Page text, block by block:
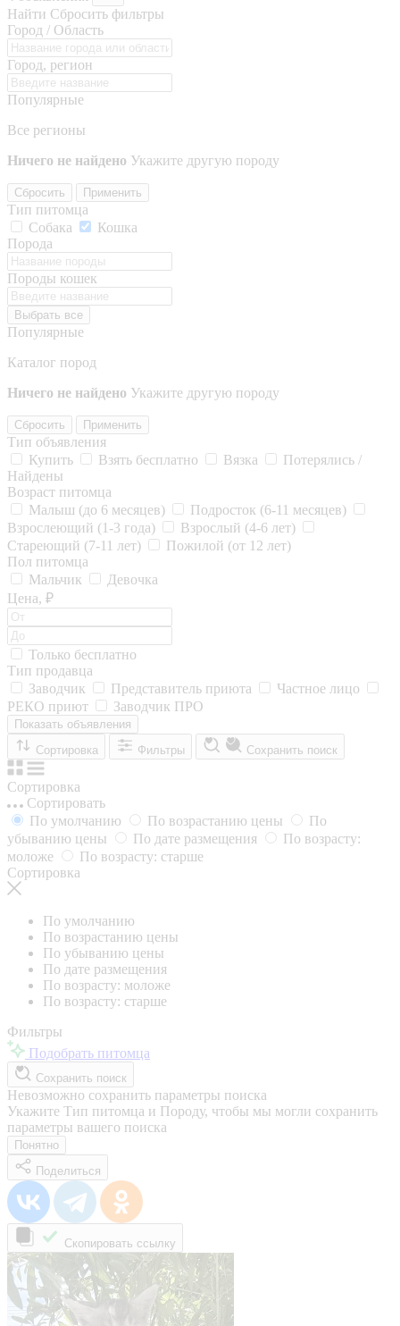
Найти Сбросить фильтры
Город / Область
Город, регион
Популярные
Все регионы
Ничего не найдено Укажите другую породу
Сбросить Применить
Тип питомца
Собака
Кошка
Порода
Породы кошек
Выбрать все
Популярные
Каталог пород
Ничего не найдено Укажите другую породу
Сбросить Применить
Тип объявления
Купить
Взять бесплатно Вязка
Потерялись /
Найдены
Возраст питомца
Малыш (до 6 месяцев)
Подросток (6-11 месяцев)
Взрослеющий (1-3 года)
Взрослый (4-6 лет)
Стареющий (7-11 лет)
Пожилой (от 12 лет)
Пол питомца
Мальчик
Девочка
Цена, ₽
Только бесплатно
Тип продавца
Заводчик
Представитель приюта
Частное лицо
РЕКО приют
Заводчик ПРО
Показать объявления
Сортировка
Фильтры Сохранить поиск
Сортировка
Сортировать
По умолчанию
По возрастанию цены
По
убыванию цены
По дате размещения
По возрасту:
моложе
По возрасту: старше
Сортировка
По умолчанию
По возрастанию цены
По убыванию цены
По дате размещения
По возрасту: моложе
По возрасту: старше
Фильтры
Подобрать питомца
Сохранить поиск
Невозможно сохранить параметры поиска
Укажите Тип питомца и Породу, чтобы мы могли сохранить
параметры вашего поиска
Понятно
Поделиться
Скопировать ссылку